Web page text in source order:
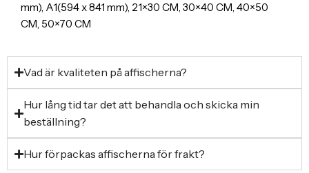
mm), A1(594 x 841 mm), 21×30 CM, 30×40 CM, 40×50
CM, 50×70 CM
Vad är kvaliteten på affischerna?
Hur lång tid tar det att behandla och skicka min
beställning?
Hur förpackas affischerna för frakt?